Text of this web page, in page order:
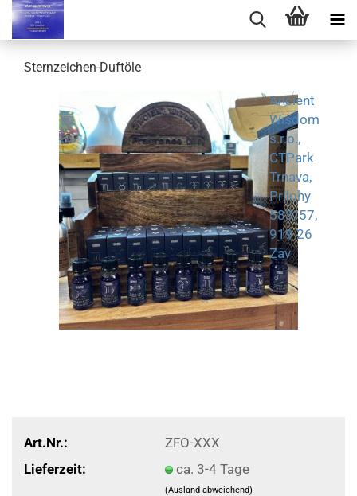
Sternzeichen-Duftöle
Ancient
Wisdom
s.r.o.,
CTPark
Trnava,
Prílohy
583/57,
919 26
Zav
Art.Nr.:
ZFO-XXX
Lieferzeit:
ca. 3-4 Tage
(Ausland abweichend)